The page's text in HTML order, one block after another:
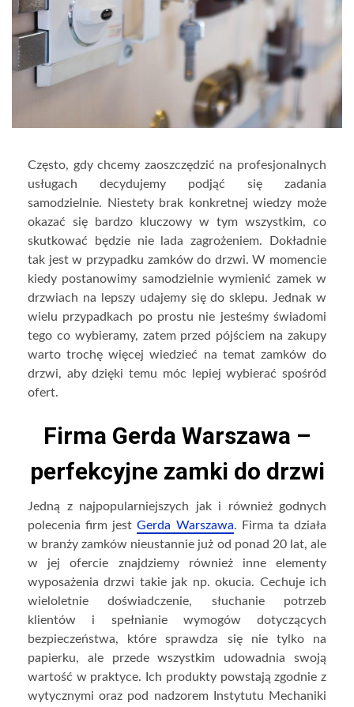
Często, gdy chcemy zaoszczędzić na profesjonalnych
usługach decydujemy podjąć się zadania
samodzielnie. Niestety brak konkretnej wiedzy może
okazać się bardzo kluczowy w tym wszystkim, co
skutkować będzie nie lada zagrożeniem. Dokładnie
tak jest w przypadku zamków do drzwi. W momencie
kiedy postanowimy samodzielnie wymienić zamek w
drzwiach na lepszy udajemy się do sklepu. Jednak w
wielu przypadkach po prostu nie jesteśmy świadomi
tego co wybieramy, zatem przed pójściem na zakupy
warto trochę więcej wiedzieć na temat zamków do
drzwi, aby dzięki temu móc lepiej wybierać spośród
ofert.
Firma Gerda Warszawa –
perfekcyjne zamki do drzwi
Jedną z najpopularniejszych jak i również godnych
polecenia firm jestGerda Warszawa. Firma ta działa
w branży zamków nieustannie już od ponad 20 lat, ale
w jej ofercie znajdziemy również inne elementy
wyposażenia drzwi takie jak np. okucia. Cechuje ich
wieloletnie doświadczenie, słuchanie potrzeb
klientów i spełnianie wymogów dotyczących
bezpieczeństwa, które sprawdza się nie tylko na
papierku, ale przede wszystkim udowadnia swoją
wartość w praktyce. Ich produkty powstają zgodnie z
wytycznymi oraz pod nadzorem Instytutu Mechaniki